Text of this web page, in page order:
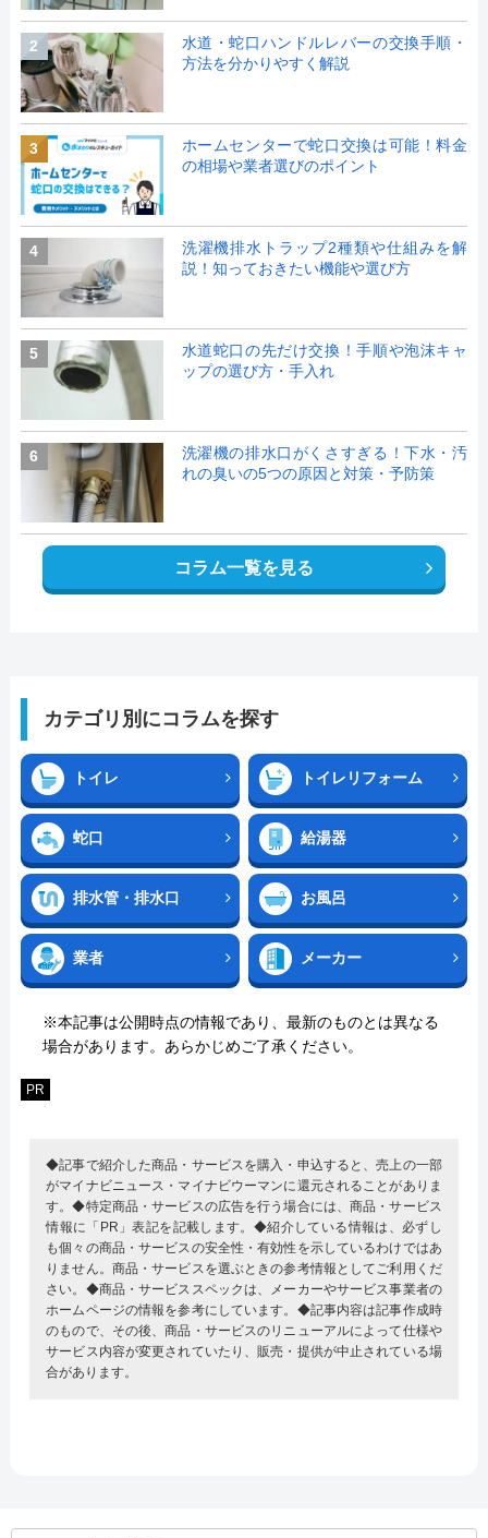
2
水道・蛇口ハンドルレバーの交換手順・
方法を分かりやすく解説
3
ホームセンターで蛇口交換は可能！料金
の相場や業者選びのポイント
4
洗濯機排水トラップ2種類や仕組みを解
説！知っておきたい機能や選び方
5
水道蛇口の先だけ交換！手順や泡沫キャ
ップの選び方・手入れ
6
洗濯機の排水口がくさすぎる！下水・汚
れの臭いの5つの原因と対策・予防策
コラム一覧を見る
カテゴリ別にコラムを探す
トイレ トイレリフォーム
蛇口 給湯器
排水管・排水口 お風呂
業者 メーカー
※本記事は公開時点の情報であり、最新のものとは異なる
場合があります。あらかじめご了承ください。
PR
◆記事で紹介した商品・サービスを購入・申込すると、売上の一部
がマイナビニュース・マイナビウーマンに還元されることがありま
す。◆特定商品・サービスの広告を行う場合には、商品・サービス
情報に「PR」表記を記載します。◆紹介している情報は、必ずし
も個々の商品・サービスの安全性・有効性を示しているわけではあ
りません。商品・サービスを選ぶときの参考情報としてご利用くだ
さい。◆商品・サービススペックは、メーカーやサービス事業者の
ホームページの情報を参考にしています。◆記事内容は記事作成時
のもので、その後、商品・サービスのリニューアルによって仕様や
サービス内容が変更されていたり、販売・提供が中止されている場
合があります。